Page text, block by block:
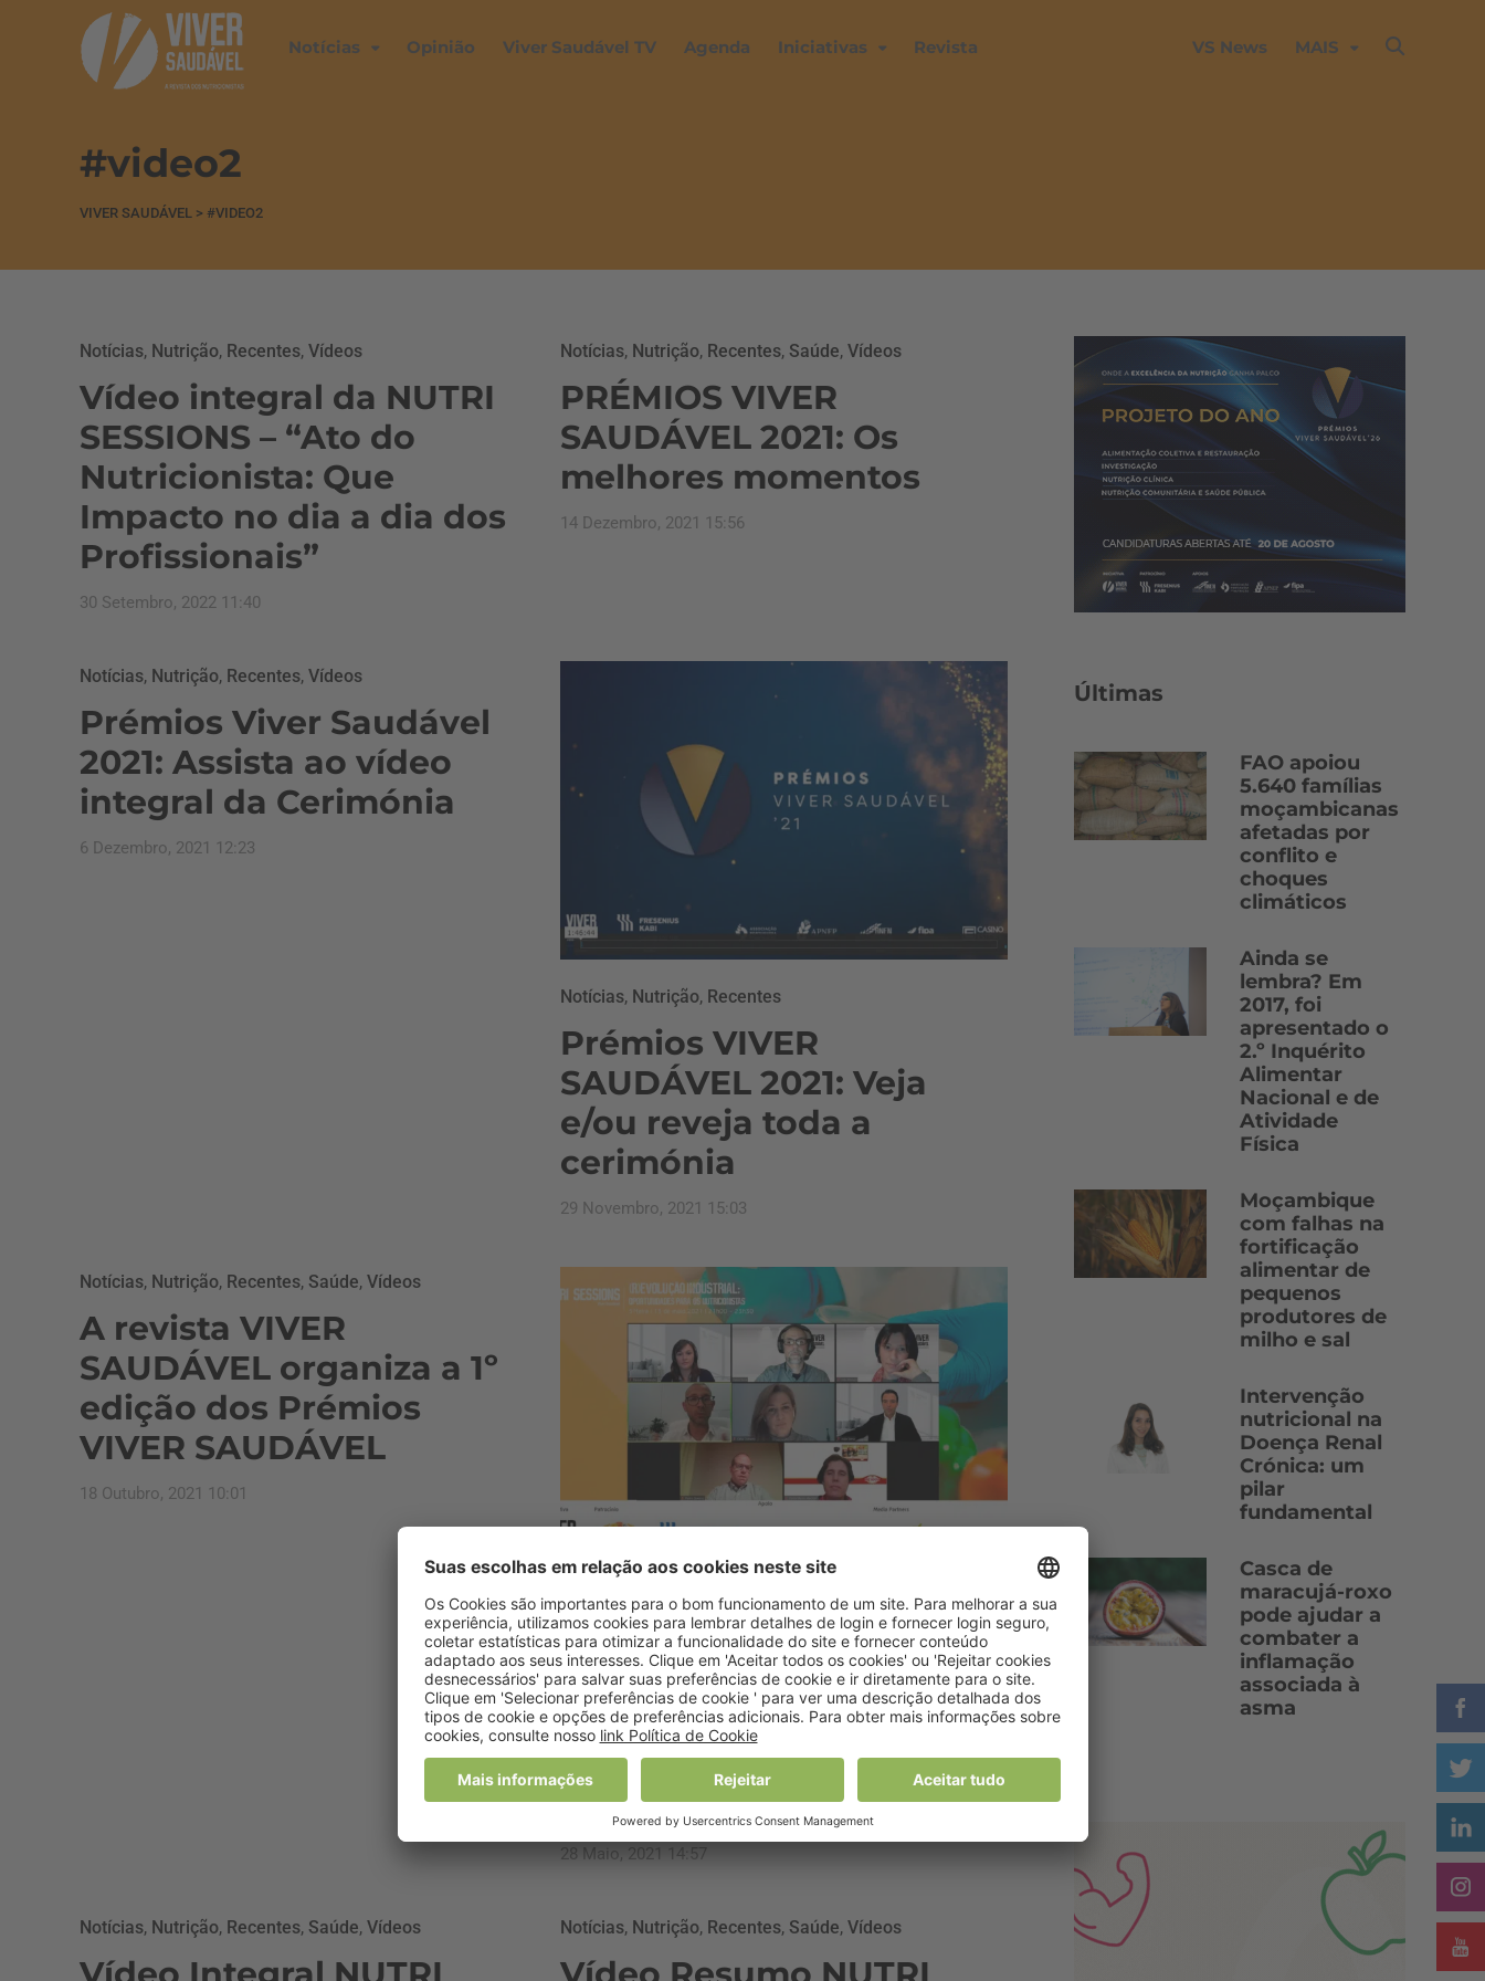
Notícias Opinião Viver Saudável TV Agenda Iniciativas Revista VS News MAIS
#video2
VIVER SAUDÁVEL > #VIDEO2
Notícias, Nutrição, Recentes, Vídeos
Vídeo integral da NUTRI
SESSIONS – “Ato do
Nutricionista: Que
Impacto no dia a dia dos
Profissionais”
30 Setembro, 2022 11:40
Notícias, Nutrição, Recentes, Saúde, Vídeos
PRÉMIOS VIVER
SAUDÁVEL 2021: Os
melhores momentos
14 Dezembro, 2021 15:56
Notícias, Nutrição, Recentes, Vídeos
Prémios Viver Saudável
2021: Assista ao vídeo
integral da Cerimónia
6 Dezembro, 2021 12:23
Notícias, Nutrição, Recentes
Prémios VIVER
SAUDÁVEL 2021: Veja
e/ou reveja toda a
cerimónia
29 Novembro, 2021 15:03
Notícias, Nutrição, Recentes, Saúde, Vídeos
A revista VIVER
SAUDÁVEL organiza a 1º
edição dos Prémios
VIVER SAUDÁVEL
18 Outubro, 2021 10:01
Notícias, Nutrição,Recentes,Saúde
Vídeo Resumo NUTRI
SESSIONS “(R)Evolução
Industrial:
Oportunidades para os
nutricionistas”
28 Maio, 2021 14:57
Notícias, Nutrição, Recentes, Saúde, Vídeos Notícias, Nutrição, Recentes, Saúde, Vídeos
Últimas
FAO apoiou
5.640 famílias
moçambicanas
afetadas por
conflito e
choques
climáticos
Ainda se
lembra? Em
2017, foi
apresentado o
2.º Inquérito
Alimentar
Nacional e de
Atividade
Física
Moçambique
com falhas na
fortificação
alimentar de
pequenos
produtores de
milho e sal
Intervenção
nutricional na
Doença Renal
Crónica: um
pilar
fundamental
Casca de
maracujá-roxo
pode ajudar a
combater a
inflamação
associada à
asma